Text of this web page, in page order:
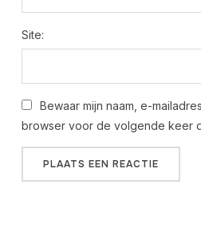
Site:
Bewaar mijn naam, e-
browser voor de volgende keer